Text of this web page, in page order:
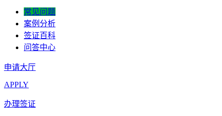
常见问题
案例分析
签证百科
问答中心
申请大厅
APPLY
办理签证